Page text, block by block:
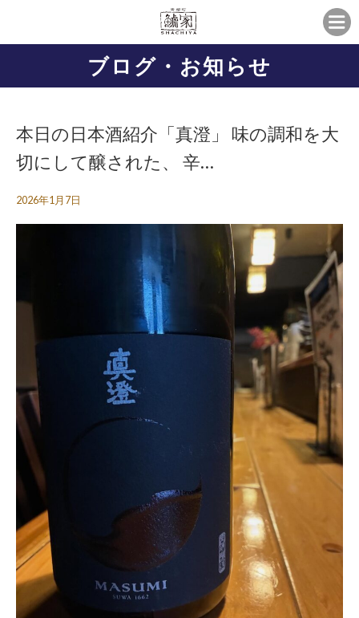
ブログ・お知らせ
本日の日本酒紹介「真澄」 味の調和を大
切にして醸された、 辛…
2026年1月7日